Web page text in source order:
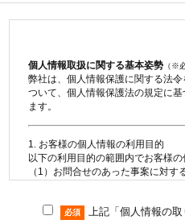
個人情報取扱に関する基本姿勢（※必
弊社は、個人情報保護に関する法
ついて、個人情報保護法の規定に
ます。
1. お客様の個人情報の利用目的
以下の利用目的の範囲内でお客様の
（1）お問合せのあった事案に対
売買・賃貸借・仲介・賃貸管理等
必須 上記「個人情報の